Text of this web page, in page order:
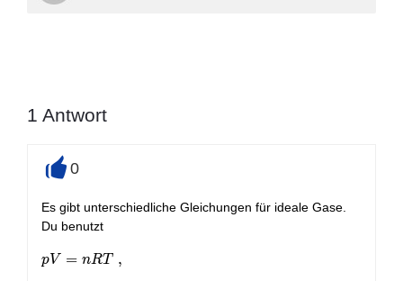
1 Antwort
0
Es gibt unterschiedliche Gleichungen für ideale Gase.
Du benutzt
pV = nRT \ ,
pV = nRT ,